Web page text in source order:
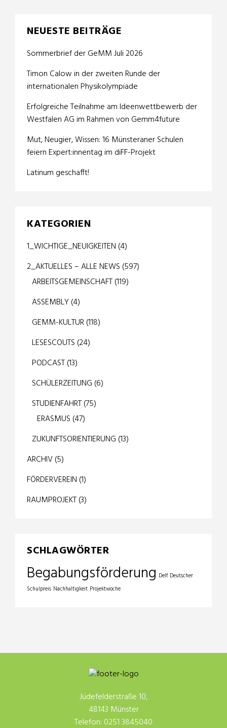
NEUESTE BEITRÄGE
Sommerbrief der GeMM Juli 2026
Timon Calow in der zweiten Runde der
internationalen Physikolympiade
Erfolgreiche Teilnahme am Ideenwettbewerb der
Westfalen AG im Rahmen von Gemm4future
Mut, Neugier, Wissen: 16 Münsteraner Schulen
feiern Expert:innentag im diFF-Projekt
Latinum geschafft!
KATEGORIEN
1_WICHTIGE_NEUIGKEITEN (4)
2_AKTUELLES – ALLE NEWS (597)
ARBEITSGEMEINSCHAFT(119)
ASSEMBLY(4)
GEMM-KULTUR(118)
LESESCOUTS (24)
PODCAST(13)
SCHÜLERZEITUNG (6)
STUDIENFAHRT(75)
ERASMUS (47)
ZUKUNFTSORIENTIERUNG (13)
ARCHIV(5)
FÖRDERVEREIN (1)
RAUMPROJEKT(3)
SCHLAGWÖRTER
Begabungsförderung Delf Deutscher
Schulpreis Nachhaltigkeit Projektwoche
Jüdefelderstraße 10,
48143 Münster
Telefon: 0251 3845040